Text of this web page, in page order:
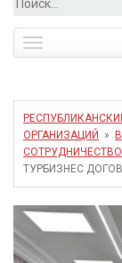
ОРГАНИЗАЦИЙ
»
СОТРУДНИЧЕСТВО
ТУРБИЗНЕС